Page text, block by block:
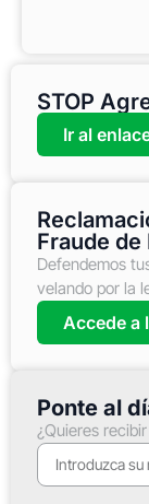
STOP
Ir al
Fraude de
Defendemos
velando por la
Accede a
Ponte al
¿Quieres